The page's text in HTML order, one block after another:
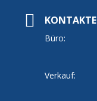
KONTAKTE
Büro:
Verkauf: